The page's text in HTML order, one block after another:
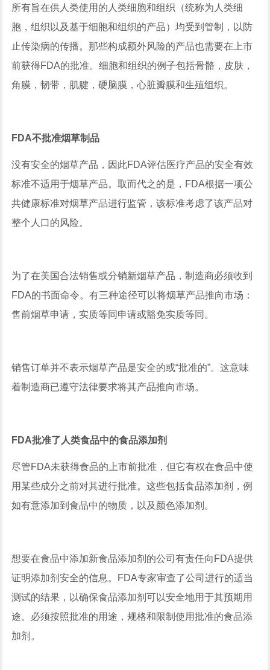
所有旨在供人类使用的人类细胞和组织（统称为人类细
胞，组织以及基于细胞和组织的产品）均受到管制，以防
止传染病的传播。那些构成额外风险的产品也需要在上市
前获得FDA的批准。细胞和组织的例子包括骨骼，皮肤，
角膜，韧带，肌腱，硬脑膜，心脏瓣膜和生殖组织。
FDA不批准烟草制品
没有安全的烟草产品，因此FDA评估医疗产品的安全有效
标准不适用于烟草产品。取而代之的是，FDA根据一项公
共健康标准对烟草产品进行监管，该标准考虑了该产品对
整个人口的风险。
为了在美国合法销售或分销新烟草产品，制造商必须收到
FDA的书面命令。有三种途径可以将烟草产品推向市场：
售前烟草申请，实质等同申请或豁免实质等同。
销售订单并不表示烟草产品是安全的或“批准的”。这意味
着制造商已遵守法律要求将其产品推向市场。
FDA批准了人类食品中的食品添加剂
尽管FDA未获得食品的上市前批准，但它有权在食品中使
用某些成分之前对其进行批准。这些包括食品添加剂，例
如有意添加到食品中的物质，以及颜色添加剂。
想要在食品中添加新食品添加剂的公司有责任向FDA提供
证明添加剂安全的信息。FDA专家审查了公司进行的适当
测试的结果，以确保食品添加剂可以安全地用于其预期用
途。必须按照批准的用途，规格和限制使用批准的食品添
加剂。